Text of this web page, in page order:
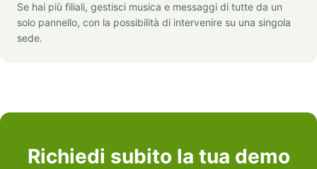
Se hai più filiali, gestisci musica e messaggi di tutte da un
solo pannello, con la possibilità di intervenire su una singola
sede.
Richiedi subito la tua demo